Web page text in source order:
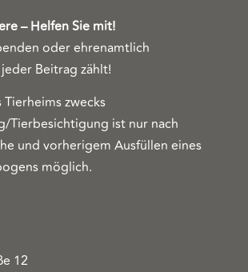
– Helfen Sie mit!
oder ehrenamtlich
Beitrag zählt!
Tierheims zwecks
Tierbesichtigung ist nur nach
und vorherigem Ausfüllen eines
möglich.
12